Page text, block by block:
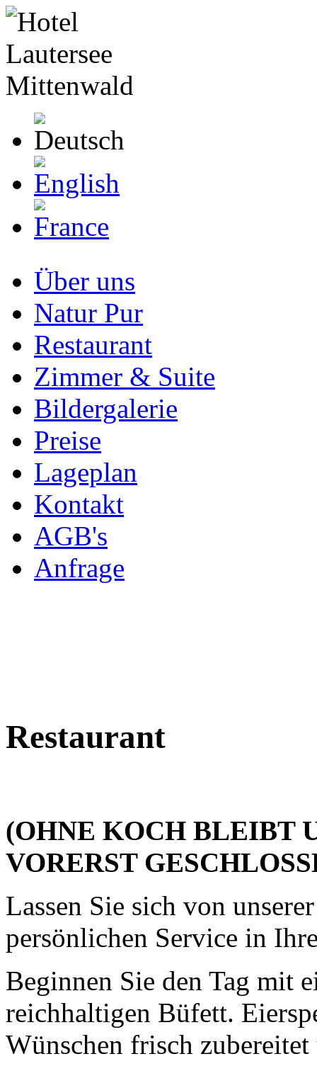
Über uns
Natur Pur
Restaurant
Zimmer & Suite
Bildergalerie
Preise
Lageplan
Kontakt
AGB's
Anfrage
Restaurant
(OHNE KOCH BLEIBT
VORERST
Lassen Sie sich von
persönlichen Service in
Beginnen Sie den Tag mit
reichhaltigen Büfett.
Wünschen frisch